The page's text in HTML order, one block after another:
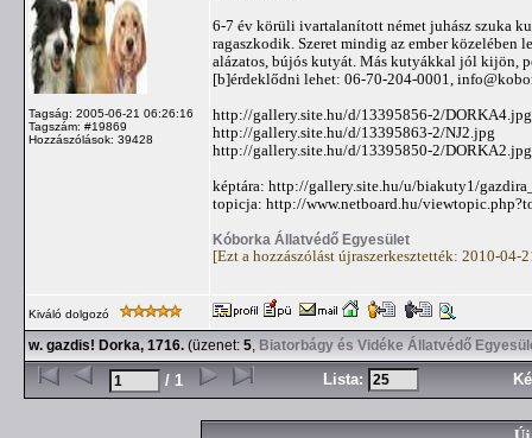
Tagság: 2005-06-21 06:26:16
Tagszám: #19869
Hozzászólások: 39428
6-7 év körüli ivartalanított német juhász szuka
ragaszkodik. Szeret mindig az ember közelében
alázatos, bújós kutyát. Más kutyákkal jól kijön,
[b]érdeklődni lehet: 06-70-204-0001,
http://gallery.site.hu/d/13395856-2/DORKA4.jpg
http://gallery.site.hu/d/13395863-2/NJ2.jpg
http://gallery.site.hu/d/13395850-2/DORKA2.jpg
képtára: http://gallery.site.hu/u/biakuty1/
topicja: http://www.netboard.hu/
Kóborka Állatvédő Egyesület
[Ezt a hozzászólást újraszerkesztették: 2010-04-
Kiváló dolgozó
w. gazdis! Dorka, 1716. (üzenet: 5, Biatorbágy és Vidéke Állatvédő
/ 1 Lista: